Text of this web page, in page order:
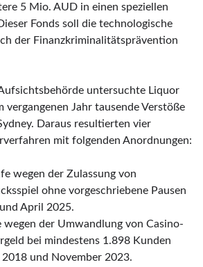
5 Mio. AUD in einen speziellen
Fonds soll die technologische
der Finanzkriminalitätsprävention
untersuchte Liquor
vergangenen Jahr tausende Verstöße
Daraus resultierten vier
mit folgenden Anordnungen:
wegen der Zulassung von
ohne vorgeschriebene Pausen
April 2025.
der Umwandlung von Casino-
bei mindestens 1.898 Kunden
und November 2023.